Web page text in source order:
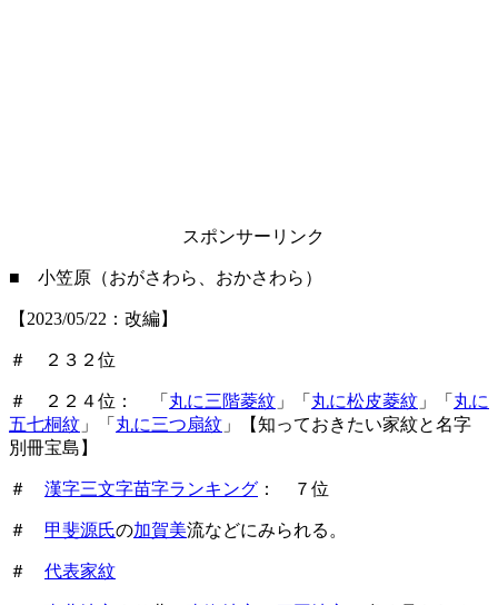
スポンサーリンク
■ 小笠原（おがさわら、おかさわら）
【2023/05/22：改編】
＃ ２３２位
＃ ２２４位： 「 丸に三階菱紋 」「 丸に松皮菱紋 」「 丸に
五七桐紋 」「 丸に三つ扇紋 」【知っておきたい家紋と名字
別冊宝島】
＃ 漢字三文字苗字ランキング ： ７位
＃ 甲斐源氏の加賀美流などにみられる。
＃ 代表家紋